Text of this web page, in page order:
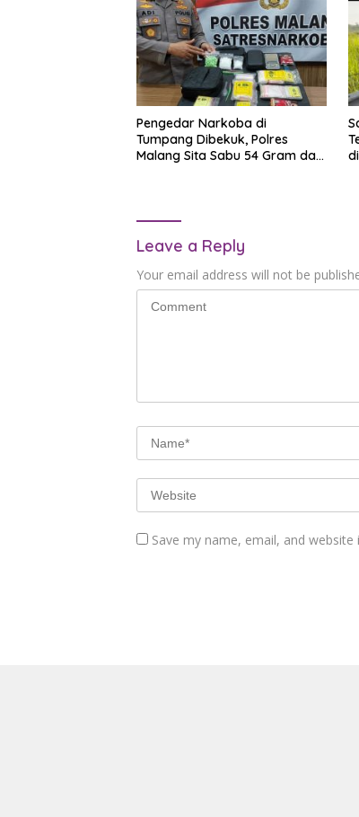
Pengedar Narkoba di
Tumpang Dibekuk, Polres
Malang Sita Sabu 54 Gram dan
Leave a Reply
Your email address will not be
Save my name, email, and